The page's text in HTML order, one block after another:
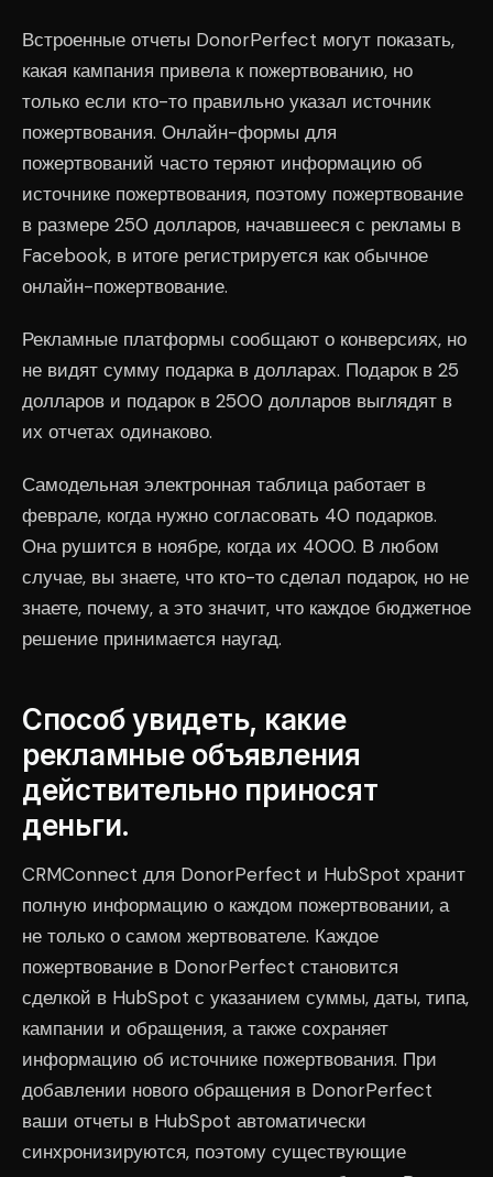
Встроенные отчеты DonorPerfect могут показать,
какая кампания привела к пожертвованию, но
только если кто-то правильно указал источник
пожертвования. Онлайн-формы для
пожертвований часто теряют информацию об
источнике пожертвования, поэтому пожертвование
в размере 250 долларов, начавшееся с рекламы в
Facebook, в итоге регистрируется как обычное
онлайн-пожертвование.
Рекламные платформы сообщают о конверсиях, но
не видят сумму подарка в долларах. Подарок в 25
долларов и подарок в 2500 долларов выглядят в
их отчетах одинаково.
Самодельная электронная таблица работает в
феврале, когда нужно согласовать 40 подарков.
Она рушится в ноябре, когда их 4000. В любом
случае, вы знаете, что кто-то сделал подарок, но не
знаете, почему, а это значит, что каждое бюджетное
решение принимается наугад.
Способ увидеть, какие
рекламные объявления
действительно приносят
деньги.
CRMConnect для DonorPerfect и HubSpot хранит
полную информацию о каждом пожертвовании, а
не только о самом жертвователе. Каждое
пожертвование в DonorPerfect становится
сделкой в HubSpot с указанием суммы, даты, типа,
кампании и обращения, а также сохраняет
информацию об источнике пожертвования. При
добавлении нового обращения в DonorPerfect
ваши отчеты в HubSpot автоматически
синхронизируются, поэтому существующие